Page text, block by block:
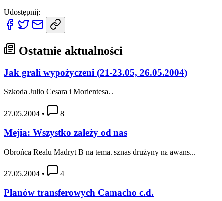
Udostępnij:
Ostatnie aktualności
Jak grali wypożyczeni (21-23.05, 26.05.2004)
Szkoda Julio Cesara i Morientesa...
27.05.2004 • 8
Mejia: Wszystko zależy od nas
Obrońca Realu Madryt B na temat sznas drużyny na awans...
27.05.2004 • 4
Planów transferowych Camacho c.d.